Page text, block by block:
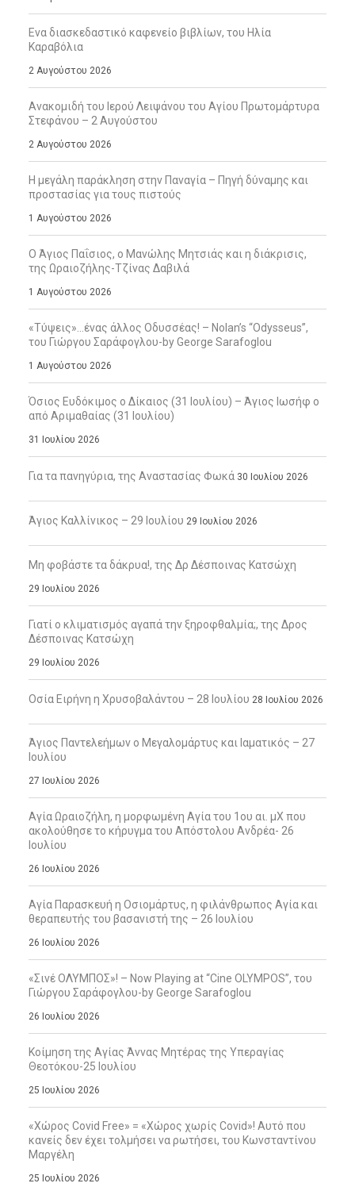
Ενα διασκεδαστικό καφενείο βιβλίων, του Ηλία
Καραβόλια
2 Αυγούστου 2026
Ανακομιδή του Ιερού Λειψάνου του Αγίου Πρωτομάρτυρα
Στεφάνου – 2 Αυγούστου
2 Αυγούστου 2026
Η μεγάλη παράκληση στην Παναγία – Πηγή δύναμης και
προστασίας για τους πιστούς
1 Αυγούστου 2026
Ο Άγιος Παΐσιος, ο Μανώλης Μητσιάς και η διάκρισις,
της Ωραιοζήλης-Τζίνας Δαβιλά
1 Αυγούστου 2026
«Τύψεις»…ένας άλλος Οδυσσέας! – Nolan’s “Odysseus”,
του Γιώργου Σαράφογλου-by George Sarafoglou
1 Αυγούστου 2026
Όσιος Ευδόκιμος ο Δίκαιος (31 Ιουλίου) – Άγιος Ιωσήφ ο
από Αριμαθαίας (31 Ιουλίου)
31 Ιουλίου 2026
Για τα πανηγύρια, της Αναστασίας Φωκά 30 Ιουλίου 2026
Άγιος Καλλίνικος – 29 Ιουλίου 29 Ιουλίου 2026
Μη φοβάστε τα δάκρυα!, της Δρ Δέσποινας Κατσώχη
29 Ιουλίου 2026
Γιατί ο κλιματισμός αγαπά την ξηροφθαλμία;, της Δρος
Δέσποινας Κατσώχη
29 Ιουλίου 2026
Οσία Ειρήνη η Χρυσοβαλάντου – 28 Ιουλίου 28 Ιουλίου 2026
Άγιος Παντελεήμων ο Μεγαλομάρτυς και Ιαματικός – 27
Ιουλίου
27 Ιουλίου 2026
Αγία Ωραιοζήλη, η μορφωμένη Αγία του 1ου αι. μΧ που
ακολούθησε το κήρυγμα του Απόστολου Ανδρέα- 26
Ιουλίου
26 Ιουλίου 2026
Αγία Παρασκευή η Οσιομάρτυς, η φιλάνθρωπος Αγία και
θεραπευτής του βασανιστή της – 26 Ιουλίου
26 Ιουλίου 2026
«Σινέ ΟΛΥΜΠΟΣ»! – Now Playing at “Cine OLYMPOS”, του
Γιώργου Σαράφογλου-by George Sarafoglou
26 Ιουλίου 2026
Κοίμηση της Αγίας Άννας Μητέρας της Υπεραγίας
Θεοτόκου-25 Ιουλίου
25 Ιουλίου 2026
«Χώρος Covid Free» = «Χώρος χωρίς Covid»! Αυτό που
κανείς δεν έχει τολμήσει να ρωτήσει, του Κωνσταντίνου
Μαργέλη
25 Ιουλίου 2026